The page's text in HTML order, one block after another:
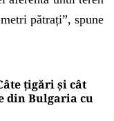
pătrați”, spune
țigări și cât
din Bulgaria cu